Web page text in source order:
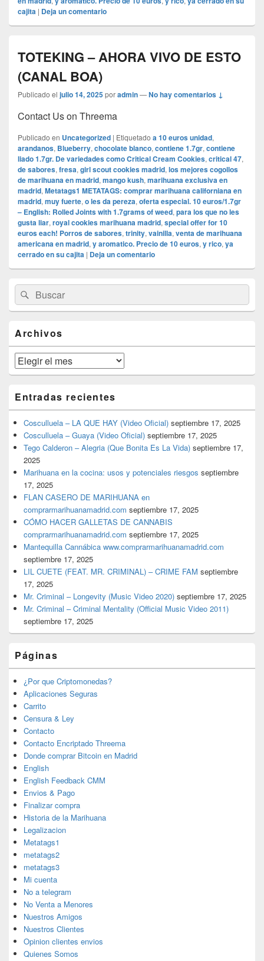
cajita | Deja un comentario
TOTEKING – AHORA VIVO DE ESTO
(CANAL BOA)
Publicado el julio 14, 2025poradmin—No hay comentarios ↓
Contact Us on Threema
Publicado en Uncategorized | Etiquetado a 10 euros unidad,
arandanos, Blueberry, chocolate blanco, contiene 1.7gr, contiene
liado 1.7gr. De variedades como Critical Cream Cookies, critical 47,
de sabores, fresa, girl scout cookies madrid, los mejores cogollos
de marihuana en madrid, mango kush, marihuana exclusiva en
madrid, Metatags1 METATAGS: comprar marihuana californiana en
madrid, muy fuerte, o les da pereza, oferta especial. 10 euros/1.7gr
– English: Rolled Joints with 1.7grams of weed, para los que no les
gusta liar, royal cookies marihuana madrid, special offer for 10
euros each! Porros de sabores, trinity, vainilla, venta de marihuana
americana en madrid, y aromatico. Precio de 10 euros, y rico, ya
cerrado en su cajita | Deja un comentario
área
de
widget
lateral
primaria
Buscar
por:
Buscar
Archivos
Archivos
Entradas recientes
Cosculluela – LA QUE HAY (Video Oficial) septiembre 17, 2025
Cosculluela – Guaya (Video Oficial) septiembre 17, 2025
Tego Calderon – Alegria (Que Bonita Es La Vida) septiembre 17,
2025
Marihuana en la cocina: usos y potenciales riesgos septiembre
17, 2025
FLAN CASERO DE MARIHUANA en
comprarmarihuanamadrid.com septiembre 17, 2025
CÓMO HACER GALLETAS DE CANNABIS
comprarmarihuanamadrid.com septiembre 17, 2025
Mantequilla Cannábica www.comprarmarihuanamadrid.com
septiembre 17, 2025
LIL CUETE (FEAT. MR. CRIMINAL) – CRIME FAM septiembre
17, 2025
Mr. Criminal – Longevity (Music Video 2020) septiembre 17, 2025
Mr. Criminal – Criminal Mentality (Official Music Video 2011)
septiembre 17, 2025
Páginas
¿Por que Criptomonedas?
Aplicaciones Seguras
Carrito
Censura & Ley
Contacto
Contacto Encriptado Threema
Donde comprar Bitcoin en Madrid
English
English Feedback CMM
Envios & Pago
Finalizar compra
Historia de la Marihuana
Legalizacion
Metatags1
metatags2
metatags3
Mi cuenta
No a telegram
No Venta a Menores
Nuestros Amigos
Nuestros Clientes
Opinion clientes envios
Quienes Somos